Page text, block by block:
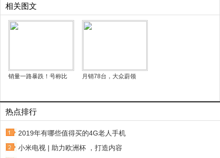
相关图文
销量一路暴跌！号称比 月销78台，大众蔚领
热点排行
2019年有哪些值得买的4G老人手机
小米电视 | 助力欧洲杯 ，打造内容